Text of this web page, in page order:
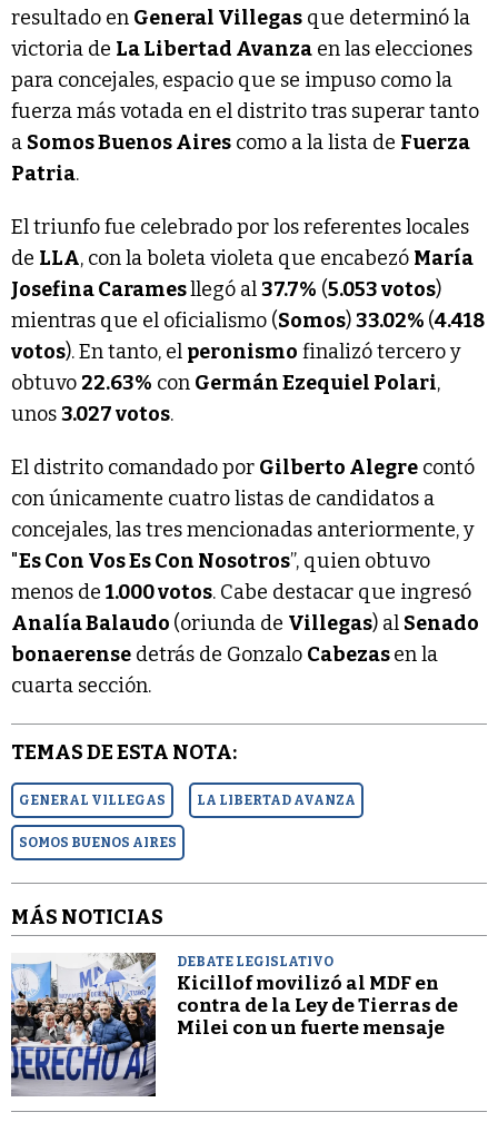
resultado en General Villegas que determinó la
victoria de La Libertad Avanza en las elecciones
para concejales, espacio que se impuso como la
fuerza más votada en el distrito tras superar tanto
a Somos Buenos Aires como a la lista de Fuerza
Patria.
El triunfo fue celebrado por los referentes locales
de LLA, con la boleta violeta que encabezó María
Josefina Caramesllegó al37.7% (5.053 votos)
mientras que el oficialismo (Somos)33.02% (4.418
votos). En tanto, el peronismo finalizó tercero y
obtuvo 22.63% con Germán Ezequiel Polari,
unos3.027 votos.
El distrito comandado por Gilberto Alegre contó
con únicamente cuatro listas de candidatos a
concejales, las tres mencionadas anteriormente, y
"Es Con Vos Es Con Nosotros”, quien obtuvo
menos de1.000 votos. Cabe destacar que ingresó
Analía Balaudo (oriunda de Villegas) al Senado
bonaerense detrás de Gonzalo Cabezasen la
cuarta sección.
TEMAS DE ESTA NOTA:
GENERAL VILLEGAS LA LIBERTAD AVANZA
SOMOS BUENOS AIRES
MÁS NOTICIAS
DEBATE LEGISLATIVO
Kicillof movilizó al MDF en
contra de la Ley de Tierras de
Milei con un fuerte mensaje